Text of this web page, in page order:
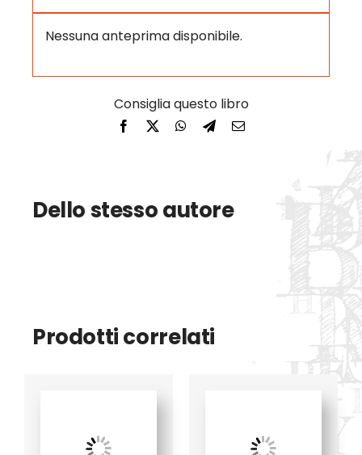
Nessuna anteprima disponibile.
Dello stesso autore
Prodotti correlati